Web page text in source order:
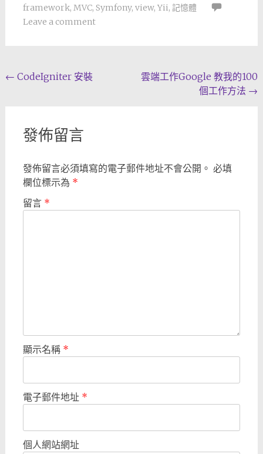
framework, MVC, Symfony, view, Yii, 記憶體
Leave a comment
Post
← CodeIgniter 安裝
雲端工作Google 教我的100
個工作方法 →
發佈留言
發佈留言必須填寫的電子郵件地址不會公開。 必填
欄位標示為 *
留言 *
顯示名稱 *
電子郵件地址 *
個人網站網址